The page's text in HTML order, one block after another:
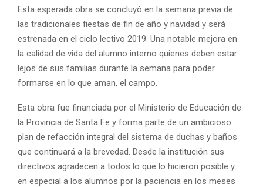
Esta esperada obra se concluyó en la semana previa de
las tradicionales fiestas de fin de año y navidad y será
estrenada en el ciclo lectivo 2019. Una notable mejora en
la calidad de vida del alumno interno quienes deben estar
lejos de sus familias durante la semana para poder
formarse en lo que aman, el campo.
Esta obra fue financiada por el Ministerio de Educación de
la Provincia de Santa Fe y forma parte de un ambicioso
plan de refacción integral del sistema de duchas y baños
que continuará a la brevedad. Desde la institución sus
directivos agradecen a todos lo que lo hicieron posible y
en especial a los alumnos por la paciencia en los meses